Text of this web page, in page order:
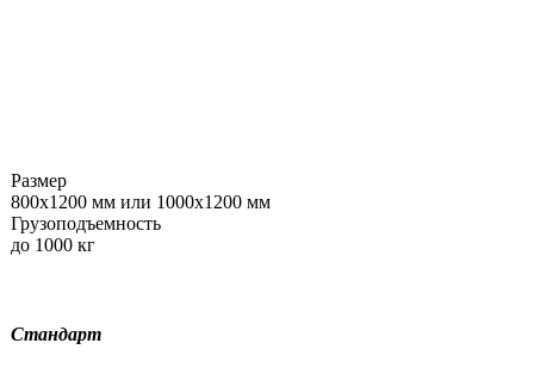
Размер
800х1200 мм или 1000х1200 мм
Грузоподъемность
до 1000 кг
Стандарт